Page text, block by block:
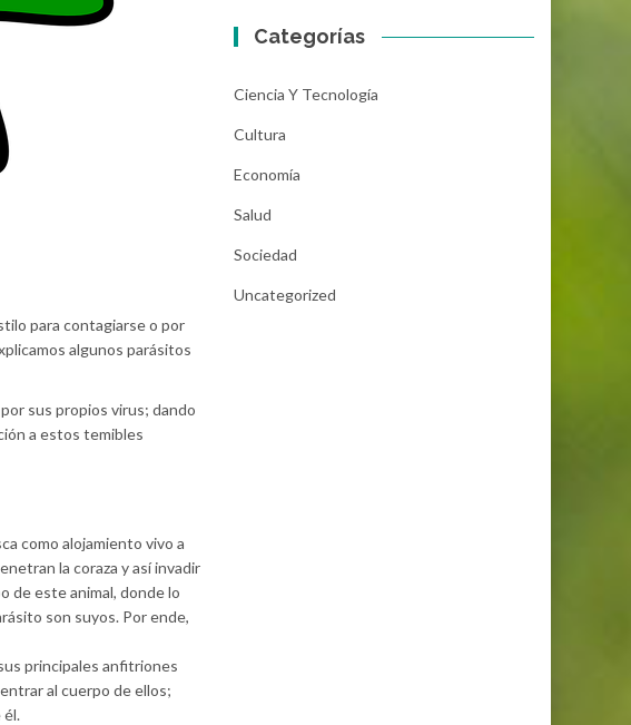
para contagiarse o por
algunos parásitos
sus propios virus; dando
a estos temibles
como alojamiento vivo a
la coraza y así invadir
de este animal, donde lo
son suyos. Por ende,
principales anfitriones
al cuerpo de ellos;
él.
Categorías
Ciencia Y Tecnología
Cultura
Economía
Salud
Sociedad
Uncategorized